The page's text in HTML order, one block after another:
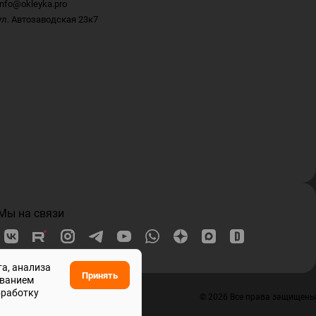
Автозаводская 23к7
на связи
© 2026 Все права защищены
анализа
Принять